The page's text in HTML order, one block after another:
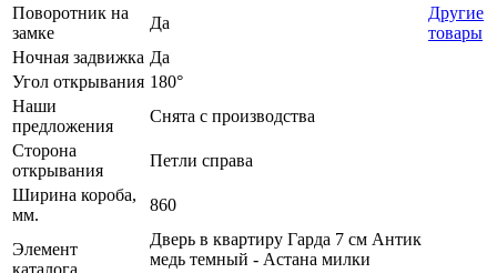
Поворотник на
замке
Да
Другие
товары
Ночная задвижка Да
Угол открывания 180°
Наши
предложения
Снята с производства
Сторона
открывания
Петли справа
Ширина короба,
мм.
860
Элемент
Дверь в квартиру Гарда 7 см Антик
медь темный - Астана милки